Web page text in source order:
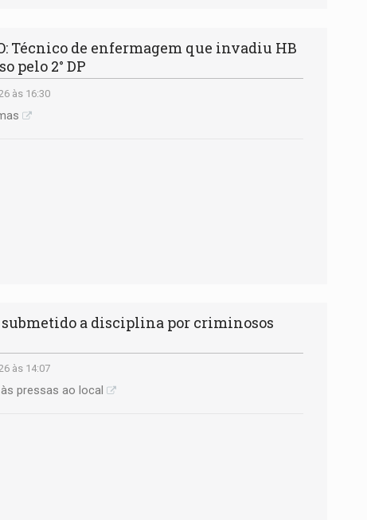
Técnico de enfermagem que invadiu HB
pelo 2° DP
às 16:30
submetido a disciplina por criminosos
às 14:07
pressas ao local